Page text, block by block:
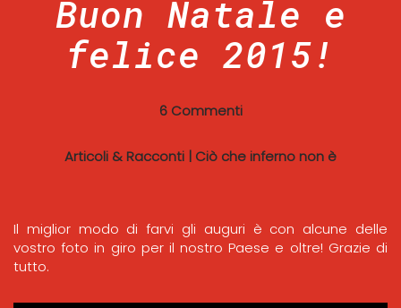
Buon Natale e
felice 2015!
6 Commenti
Articoli & Racconti | Ciò che inferno non è
Il miglior modo di farvi gli auguri è con alcune delle
vostro foto in giro per il nostro Paese e oltre! Grazie di
tutto.